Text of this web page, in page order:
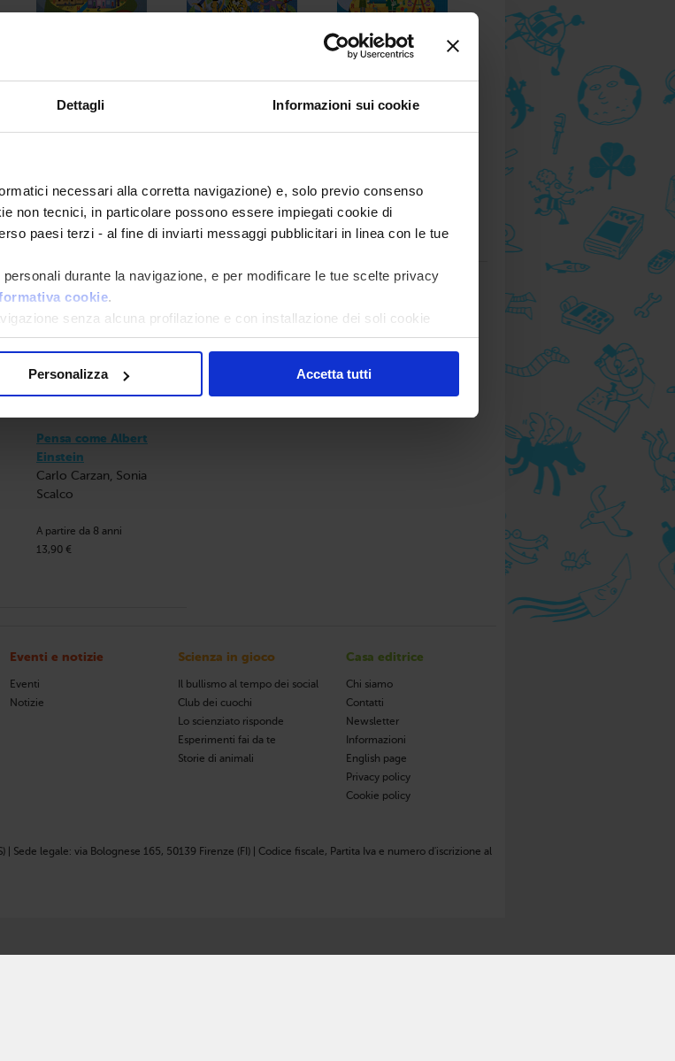
Dettagli Informazioni sui cookie
necessari alla corretta navigazione) e, solo previo consenso
non tecnici, in particolare possono essere impiegati cookie di
paesi terzi - al fine di inviarti messaggi pubblicitari in linea con le tue
durante la navigazione, e per modificare le tue scelte privacy
cookie.
senza alcuna profilazione e con installazione dei soli cookie
alla profilazione che potrai revocare in ogni momentoRevoca
Personalizza Accetta tutti
– Pensa come
Sherlock
Carlo Carzan, Sonia
Scalco
allenamente
Carlo Carzan, Sonia
A partire da 8 anni
Pensa come Albert
Einstein
Carlo Carzan, Sonia
Scalco
A partire da 8 anni
13,90 €
Eventi e notizie
Eventi
Notizie
Scienza in gioco
Il bullismo al tempo dei social
Club dei cuochi
Lo scienziato risponde
Esperimenti fai da te
Storie di animali
Casa editrice
Chi siamo
Contatti
Newsletter
Informazioni
English page
Privacy policy
Cookie policy
| Sede legale: via Bolognese 165, 50139 Firenze (FI) | Codice fiscale, Partita Iva e numero d'iscrizione al